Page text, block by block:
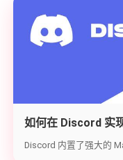
如何在 Discord 实
代码块与隐藏文字教
Discord 内置了强大的